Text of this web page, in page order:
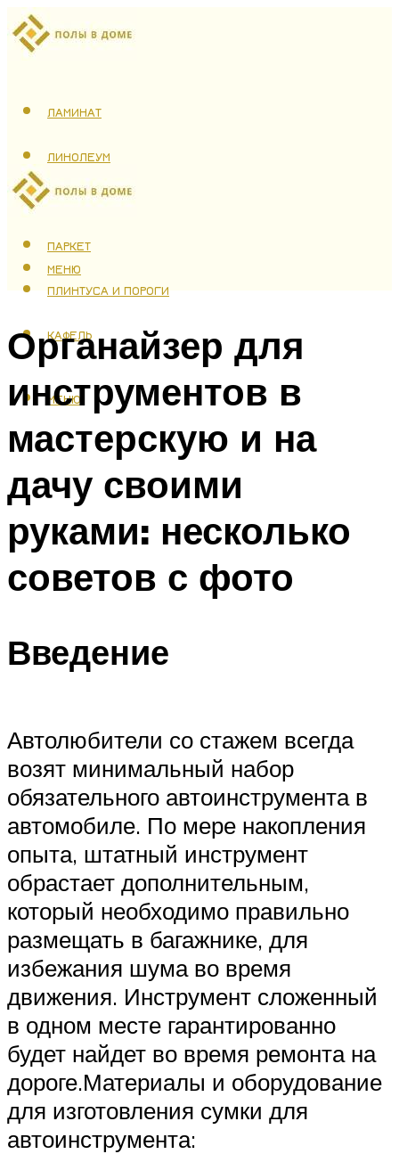
ЛАМИНАТ
ЛИНОЛЕУМ
ТЕПЛЫЙ ПОЛ
ПАРКЕТ
ПЛИНТУСА И ПОРОГИ
КАФЕЛЬ
МЕНЮ
МЕНЮ
Органайзер для
инструментов в
мастерскую и на
дачу своими
руками: несколько
советов с фото
Введение
Автолюбители со стажем всегда
возят минимальный набор
обязательного автоинструмента в
автомобиле. По мере накопления
опыта, штатный инструмент
обрастает дополнительным,
который необходимо правильно
размещать в багажнике, для
избежания шума во время
движения. Инструмент сложенный
в одном месте гарантированно
будет найдет во время ремонта на
дороге.Материалы и оборудование
для изготовления сумки для
автоинструмента: